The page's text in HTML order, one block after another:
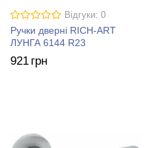
Відгуки: 0
Ручки дверні RICH-ART
ЛУНГА 6144 R23
921 грн